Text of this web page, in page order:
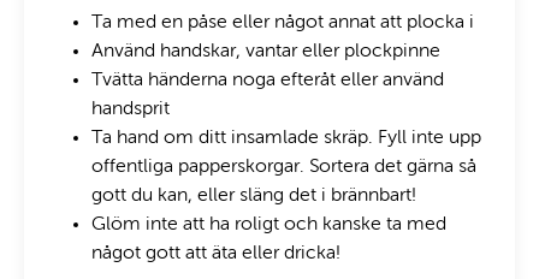
Ta med en påse eller något annat att plocka i
Använd handskar, vantar eller plockpinne
Tvätta händerna noga efteråt eller använd
handsprit
Ta hand om ditt insamlade skräp. Fyll inte upp
offentliga papperskorgar. Sortera det gärna så
gott du kan, eller släng det i brännbart!
Glöm inte att ha roligt och kanske ta med
något gott att äta eller dricka!